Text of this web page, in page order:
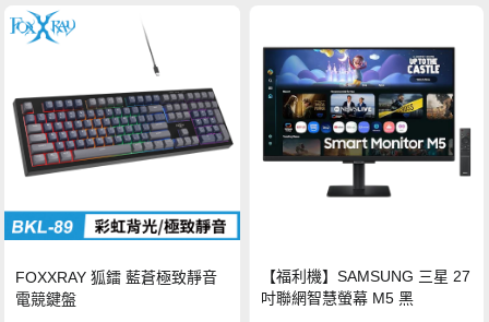
FOXXRAY 狐鐳 藍蒼極致靜音
電競鍵盤
【福利機】SAMSUNG 三星 27
吋聯網智慧螢幕 M5 黑